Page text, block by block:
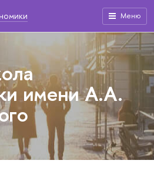
Меню
имени А.А.